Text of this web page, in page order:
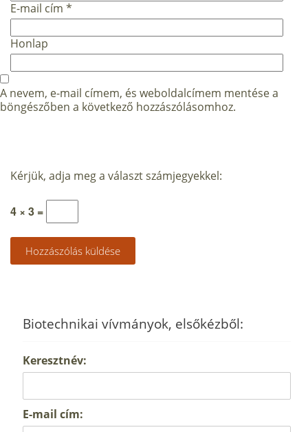
E-mail cím *
Honlap
A nevem, e-mail címem, és weboldalcímem mentése a
böngészőben a következő hozzászólásomhoz.
Kérjük, adja meg a választ számjegyekkel:
4 × 3 =
Biotechnikai vívmányok, elsőkézből:
Keresztnév:
E-mail cím: